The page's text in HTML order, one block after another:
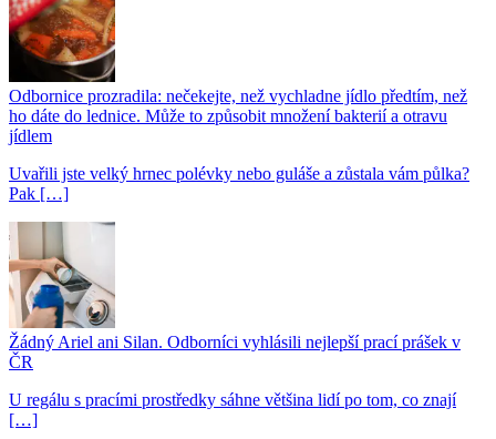
Odbornice prozradila: nečekejte, než vychladne jídlo předtím, než
ho dáte do lednice. Může to způsobit množení bakterií a otravu
jídlem
Uvařili jste velký hrnec polévky nebo guláše a zůstala vám půlka?
Pak […]
Žádný Ariel ani Silan. Odborníci vyhlásili nejlepší prací prášek v
ČR
U regálu s pracími prostředky sáhne většina lidí po tom, co znají
[…]